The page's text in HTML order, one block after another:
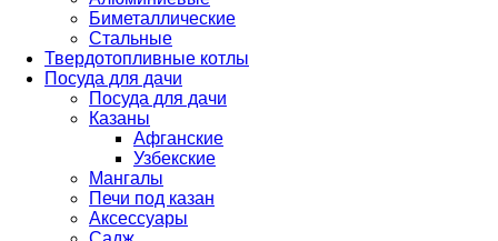
Биметаллические
Стальные
Твердотопливные котлы
Посуда для дачи
Посуда для дачи
Казаны
Афганские
Узбекские
Мангалы
Печи под казан
Аксессуары